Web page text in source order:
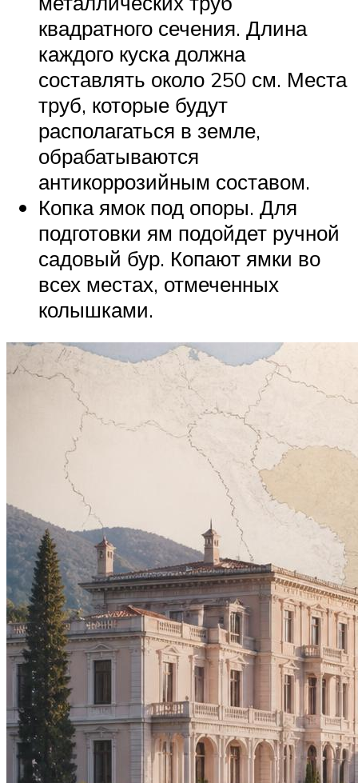
квадратного сечения. Длина
каждого куска должна
составлять около 250 см. Места
труб, которые будут
располагаться в земле,
обрабатываются
антикоррозийным составом.
Копка ямок под опоры. Для
подготовки ям подойдет ручной
садовый бур. Копают ямки во
всех местах, отмеченных
колышками.